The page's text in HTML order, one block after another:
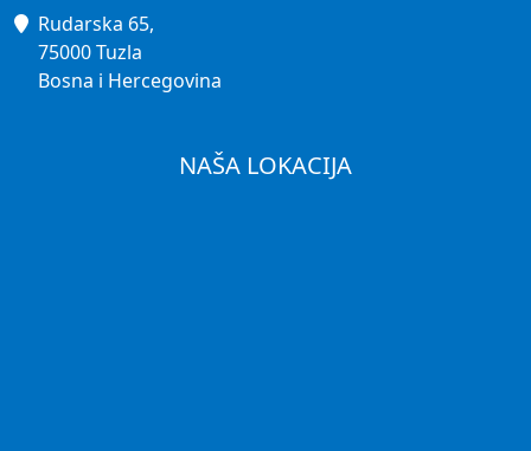
Rudarska 65,
75000 Tuzla
Bosna i Hercegovina
NAŠA LOKACIJA